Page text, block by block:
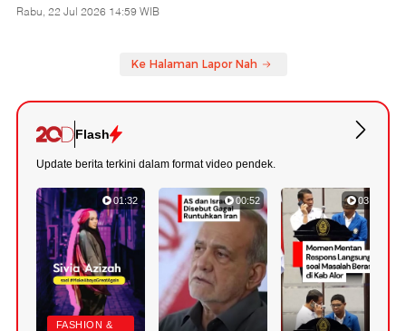
Rabu, 22 Jul 2026 14:59 WIB
Ke Halaman Lapor Nah
Flash
Update berita terkini dalam format video pendek.
01:32
FASHION &
00:52 03:22